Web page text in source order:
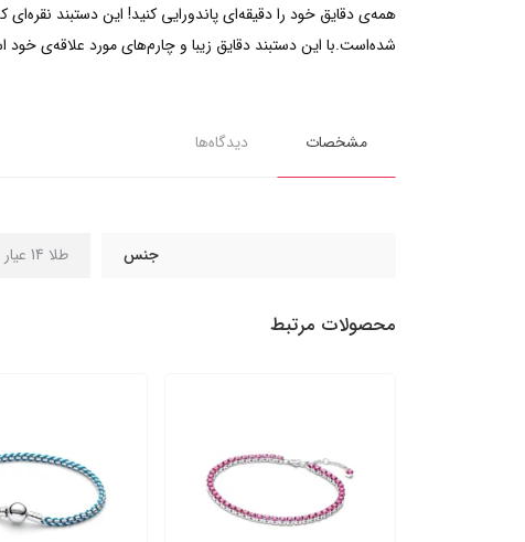
همه‌ی دقایق خود را دقیقه‌ای پاندورایی کنید! این دستبند
شده‌است.با این دستبند دقایق زیبا و چارم‌های مورد علاقه‌ی خود
مشخصات دیدگاه‌ها
جنس طلا 14 عیار
محصولات مرتبط